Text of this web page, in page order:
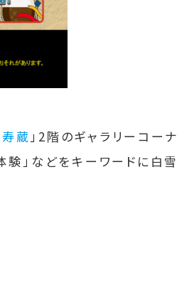
蔵」2階のギャラリーコーナ
験」などをキーワードに白雪